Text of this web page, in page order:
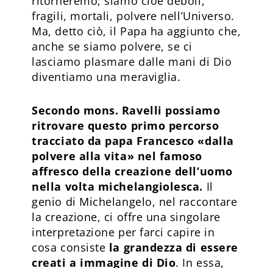
fragili, mortali, polvere nell’Universo.
Ma, detto ciò, il Papa ha aggiunto che,
anche se siamo polvere, se ci
lasciamo plasmare dalle mani di Dio
diventiamo una meraviglia.
Secondo mons. Ravelli possiamo
ritrovare questo primo percorso
tracciato da papa Francesco «dalla
polvere alla vita» nel famoso
affresco della creazione dell’uomo
nella volta michelangiolesca. Il
genio di Michelangelo, nel raccontare
la creazione, ci offre una singolare
interpretazione per farci capire in
cosa consiste la grandezza di essere
creati a immagine di Dio. In essa,